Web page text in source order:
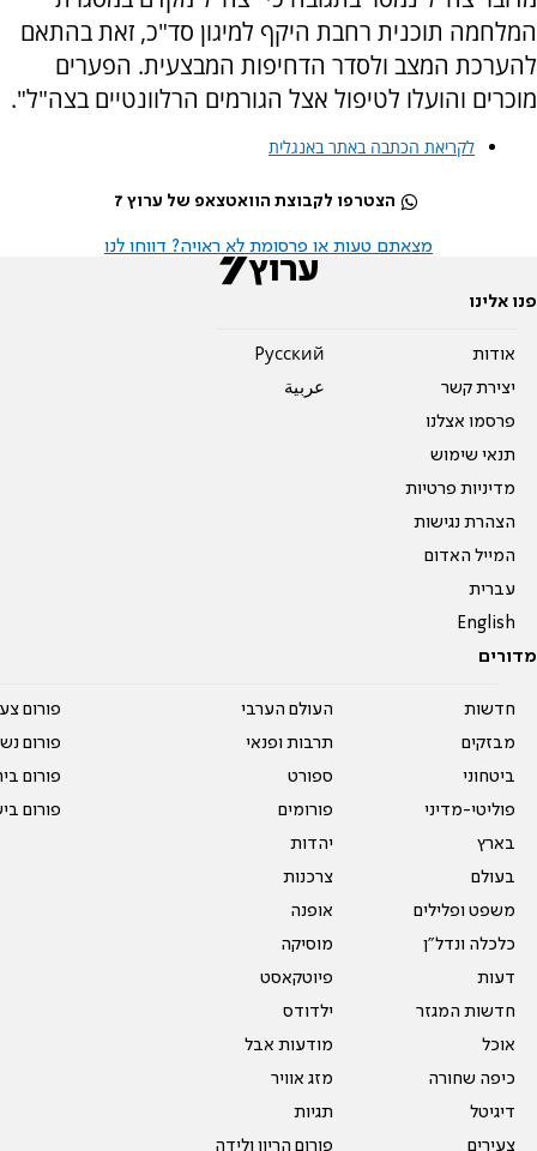
המלחמה תוכנית רחבת היקף למיגון סד"כ, זאת בהתאם
להערכת המצב ולסדר הדחיפות המבצעית. הפערים
מוכרים והועלו לטיפול אצל הגורמים הרלוונטיים בצה"ל".
לקריאת הכתבה באתר באנגלית
הצטרפו לקבוצת הוואטצאפ של ערוץ 7
מצאתם טעות או פרסומת לא ראויה? דווחו לנו
פנו אלינו
אודות
יצירת קשר
פרסמו אצלנו
תנאי שימוש
מדיניות פרטיות
הצהרת נגישות
המייל האדום
עברית
English
Pусский
عربية
מדורים
חדשות
מבזקים
ביטחוני
פוליטי-מדיני
בארץ
בעולם
משפט ופלילים
כלכלה ונדל"ן
דעות
חדשות המגזר
אוכל
כיפה שחורה
דיגיטל
צעירים
העולם הערבי
תרבות ופנאי
ספורט
פורומים
יהדות
צרכנות
אופנה
מוסיקה
פיוטקאסט
ילדודס
מודעות אבל
מזג אוויר
תגיות
פורום הריון ולידה
פורום
פורום
פורום
פורום